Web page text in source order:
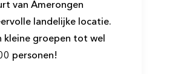
van Amerongen
landelijke locatie.
kleine groepen tot wel
personen!